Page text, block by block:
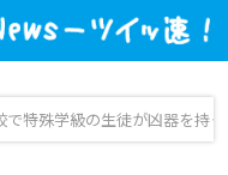
で特殊学級の生徒が凶器を持